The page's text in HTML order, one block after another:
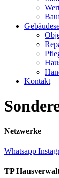
Kontakt
Netzwerke
Whatsapp
TP